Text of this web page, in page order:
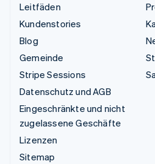
Leitfäden
Kundenstories
Blog
Gemeinde
Stripe Sessions
Datenschutz und AGB
Eingeschränkte und nicht
zugelassene Geschäfte
Lizenzen
Sitemap